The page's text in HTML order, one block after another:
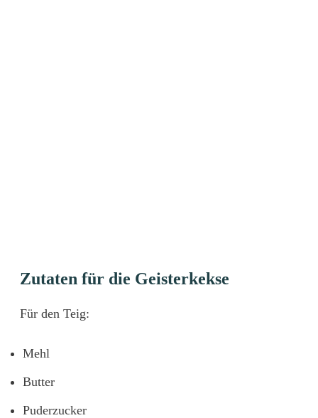
Zutaten für die Geisterkekse
Für den Teig:
Mehl
Butter
Puderzucker